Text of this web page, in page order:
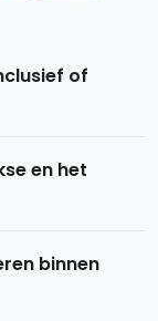
of
en het
binnen